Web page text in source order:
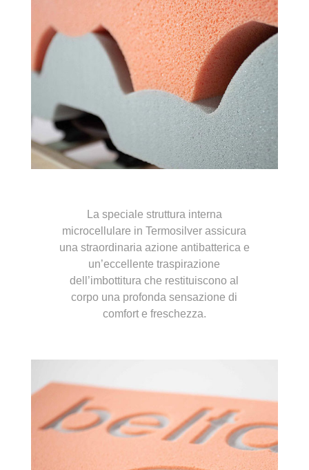
La speciale struttura interna
microcellulare in Termosilver assicura
una straordinaria azione antibatterica e
un’eccellente traspirazione
dell’imbottitura che restituiscono al
corpo una profonda sensazione di
comfort e freschezza.